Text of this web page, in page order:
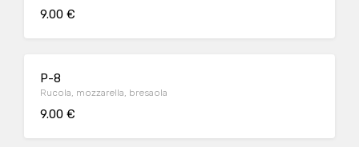
9.00 €
P-8
Rucola, mozzarella, bresaola
9.00 €